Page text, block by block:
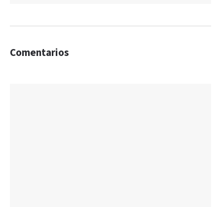
Comentarios